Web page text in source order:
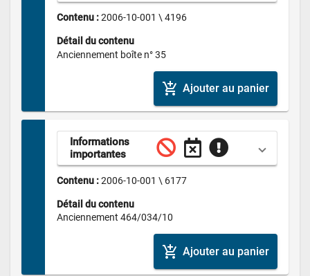
Contenu : 2006-10-001 \ 4196
Détail du contenu
Anciennement boîte n° 35
add_shopping_cart Ajouter au panier
Informations
importantes
Contenu : 2006-10-001 \ 6177
Détail du contenu
Anciennement 464/034/10
add_shopping_cart Ajouter au panier